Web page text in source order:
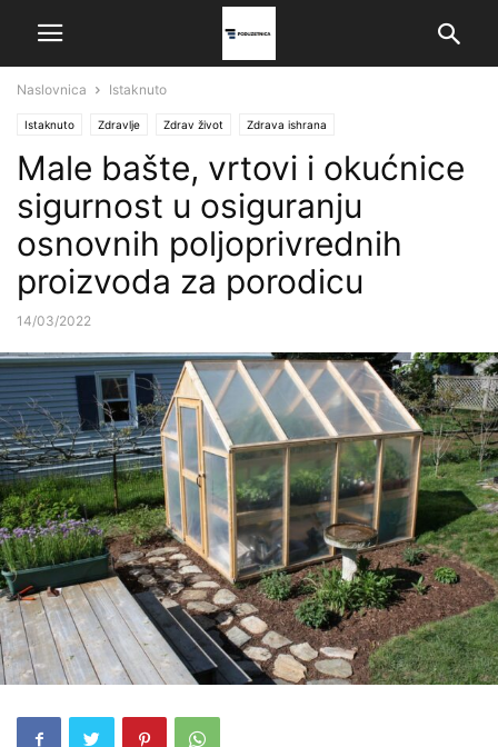
Naslovnica Istaknuto
Istaknuto Zdravlje Zdrav život Zdrava ishrana
Male bašte, vrtovi i okućnice
sigurnost u osiguranju
osnovnih poljoprivrednih
proizvoda za porodicu
14/03/2022